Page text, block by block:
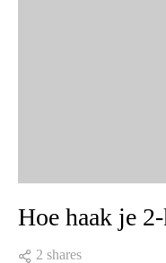
Hoe haak je
2 shares